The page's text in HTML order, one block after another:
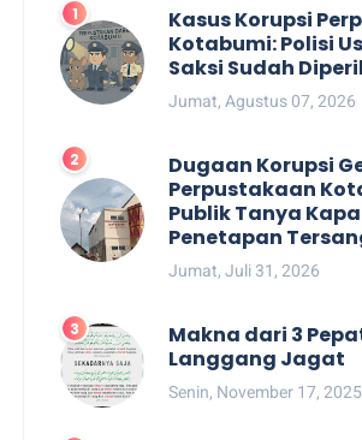
Kasus Korupsi
Kotabumi: Polisi
Saksi Sudah
Jumat, Agustus 07, 2026
Dugaan Korupsi
Perpustakaan
Publik Tanya
Penetapan
Jumat, Juli 31, 2026
Makna dari 3
Langgang Jagat
Senin, November 17, 2025